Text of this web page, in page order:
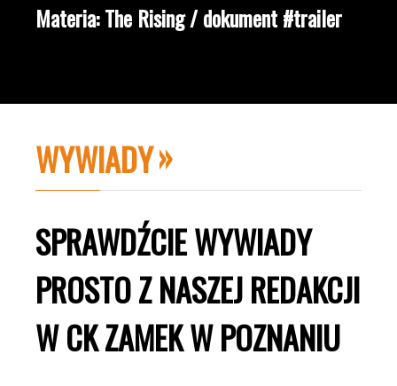
Materia: The Rising / dokument #trailer
WYWIADY
SPRAWDŹCIE WYWIADY
PROSTO Z NASZEJ REDAKCJI
W CK ZAMEK W POZNANIU